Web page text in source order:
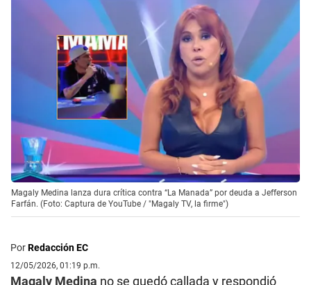
Magaly Medina lanza dura crítica contra “La Manada” por deuda a Jefferson
Farfán. (Foto: Captura de YouTube / "Magaly TV, la firme")
PorRedacción EC
12/05/2026, 01:19 p.m.
Magaly Medina no se quedó callada y respondió